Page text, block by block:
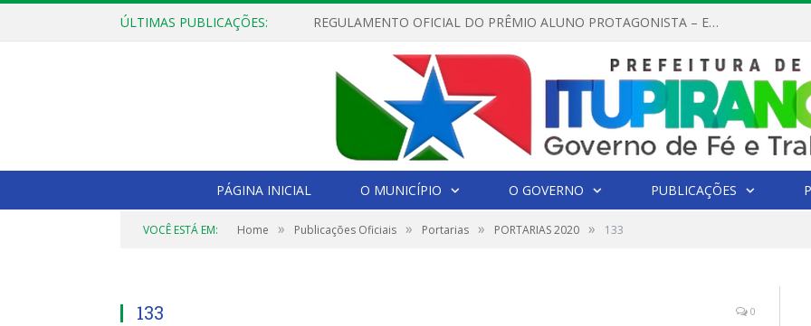
ÚLTIMAS PUBLICAÇÕES: REGULAMENTO OFICIAL DO PRÊMIO ALUNO PROTAGONISTA – EDIÇÃO 2026
PÁGINA INICIAL O MUNICÍPIO O GOVERNO PUBLICAÇÕES
VOCÊ ESTÁ EM: Home » Publicações Oficiais » Portarias » PORTARIAS 2020 » 133
133 0